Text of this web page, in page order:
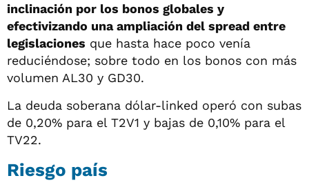
inclinación por los bonos globales y
efectivizando una ampliación del spread entre
legislaciones que hasta hace poco venía
reduciéndose; sobre todo en los bonos con más
volumen AL30 y GD30.
La deuda soberana dólar-linked operó con subas
de 0,20% para el T2V1 y bajas de 0,10% para el
TV22.
Riesgo país